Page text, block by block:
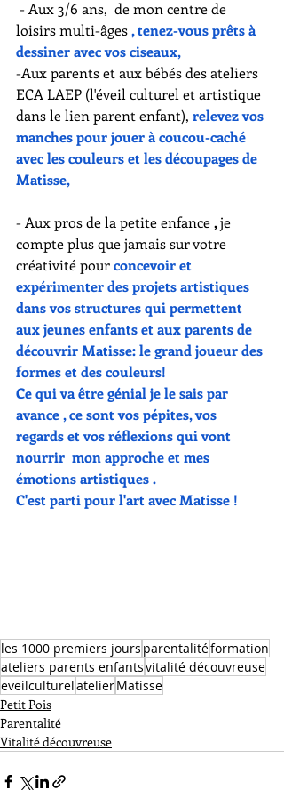
- Aux 3/6 ans, de mon centre de
loisirs multi-âges, tenez-vous prêts à
dessiner avec vos ciseaux,
-Aux parents et aux bébés des ateliers
ECA LAEP (l'éveil culturel et artistique
dans le lien parent enfant), relevez vos
manches pour jouer à coucou-caché
avec les couleurs et les découpages de
Matisse,
- Aux pros de la petite enfance , je
compte plus que jamais sur votre
créativité pour concevoir et
expérimenter des projets artistiques
dans vos structures qui permettent
aux jeunes enfants et aux parents de
découvrir Matisse: le grand joueur des
formes et des couleurs!
Ce qui va être génial je le sais par
avance , ce sont vos pépites, vos
regards et vos réflexions qui vont
nourrir  mon approche et mes
émotions artistiques .
C'est parti pour l'art avec Matisse !
les 1000 premiers jours parentalitéformation
ateliers parents enfantsvitalité découvreuse
eveilculturelatelierMatisse
Petit Pois
Parentalité
Vitalité découvreuse